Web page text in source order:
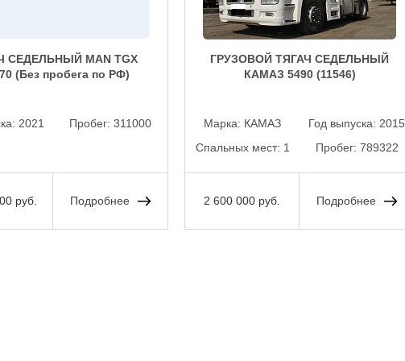
СЕДЕЛЬНЫЙ MAN TGX
(Без пробега по РФ)
2021 Пробег: 311000
руб. Подробнее
ГРУЗОВОЙ ТЯГАЧ СЕДЕЛЬНЫЙ
КАМАЗ 5490 (11546)
Марка: КАМАЗ Год выпуска: 2015
Спальных мест: 1 Пробег: 789322
2 600 000 руб. Подробнее